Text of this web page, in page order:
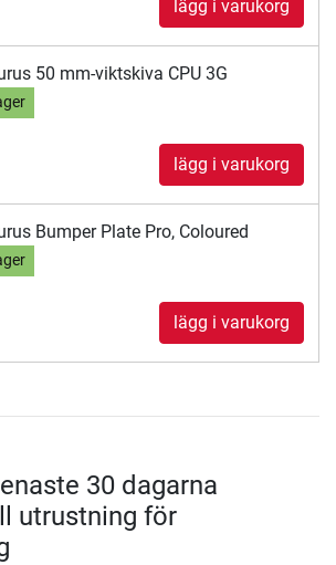
lägg i varukorg
50 mm-viktskiva CPU 3G
lägg i varukorg
Bumper Plate Pro, Coloured
lägg i varukorg
30 dagarna
utrustning för